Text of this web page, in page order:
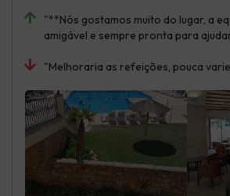
"**Nós gostamos muito do lugar, a
amigável e sempre pronta para
"Melhoraria as refeições, pouca